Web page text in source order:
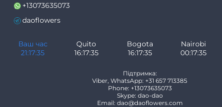
+13073635073
daoflowers
Ваш час
21:17:35
Quito
16:17:35
Bogota
16:17:35
Nairobi
00:17:35
Підтримка:
Viber, WhatsApp: +31 657 713385
Phone: +13073635073
Skype: dao-dao
Email: dao@daoflowers.com